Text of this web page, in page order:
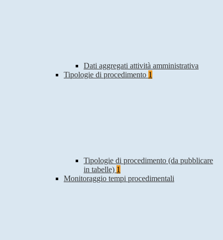
Dati aggregati attività amministrativa
Tipologie di procedimento 1
Tipologie di procedimento (da pubblicare
in tabelle) 1
Monitoraggio tempi procedimentali